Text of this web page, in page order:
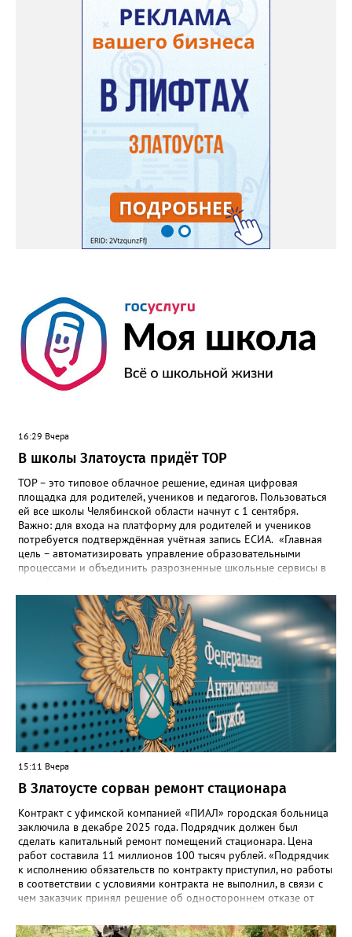
«Уральский эскадрон», «Златоуст – город трудовой доблести»,
цикл выставок одного экспоната «Артефакт из прошлого»:
«Русский кремниевый кавалерийский пистолет образца 1839
года». В течение дня, в палаточном лагере на берегу Ая близ
села Веселовка – VI открытый городской фестиваль авторской
песни и поэзии имени Юрия Зыкова «На арбузных корках». В
11-00 в ДОЛ «Горный», «Металлург», «Лесная сказка» -
спортивный праздник «День физкультурника». С 11-00 до 19-
00 в библиотеке «Окна» - книжная выставка «Дачные
истории». В кинотеатрах города, по расписанию сеансов –
премьеры недели: «Старый орёл» (12+), «За любовь» (16+),
«Всё, что мы потеряли» (18+). По «Пушкинской карте»: «Мой
дикий друг. Возвращение домой» (6+), «На деревню
дедушке-2» (6+), «Старый орёл» (12+). Обсуждение новости
здесь ВКОНТАКТЕ https://vk.com/newszlatoust74
16:29 Вчера
В школы Златоуста придёт ТОР
ТОР – это типовое облачное решение, единая цифровая
площадка для родителей, учеников и педагогов. Пользоваться
ей все школы Челябинской области начнут с 1 сентября.
Важно: для входа на платформу для родителей и учеников
потребуется подтверждённая учётная запись ЕСИА. «Главная
цель – автоматизировать управление образовательными
процессами и объединить разрозненные школьные сервисы в
региональном министерстве образования. - Платформа ТОР
“Моя школа” объединит все школьные сервисы в единую
безопасную государственную экосистему. Предполагается, что
переход пройдёт максимально комфортно для пользователей».
Привычные функции - оценки, расписание, домашние задания,
связь с учителями, знакомые пользователям экосистемы
«Госуслуги Моя школа», не просто сохранятся, они будут
собраны в одном месте, подчеркнули в ведомстве. Причём в
этом случае переход на ТОР станет вообще незаметным.
15:11 Вчера
В Златоусте сорван ремонт стационара
Контракт с уфимской компанией «ПИАЛ» городская больница
заключила в декабре 2025 года. Подрядчик должен был
сделать капитальный ремонт помещений стационара. Цена
работ составила 11 миллионов 100 тысяч рублей. «Подрядчик
к исполнению обязательств по контракту приступил, но работы
в соответствии с условиями контракта не выполнил, в связи с
чем заказчик принял решение об одностороннем отказе от
Челябинском УФАС. Антимонопольная служба приняла